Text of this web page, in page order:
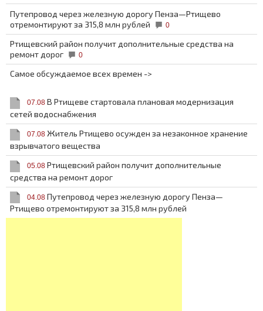
Путепровод через железную дорогу Пенза—Ртищево
отремонтируют за 315,8 млн рублей
0
Ртищевский район получит дополнительные средства на
ремонт дорог
0
Самое обсуждаемое всех времен ->
07.08 В Ртищеве стартовала плановая модернизация
сетей водоснабжения
07.08 Житель Ртищево осужден за незаконное хранение
взрывчатого вещества
05.08 Ртищевский район получит дополнительные
средства на ремонт дорог
04.08 Путепровод через железную дорогу Пенза—
Ртищево отремонтируют за 315,8 млн рублей